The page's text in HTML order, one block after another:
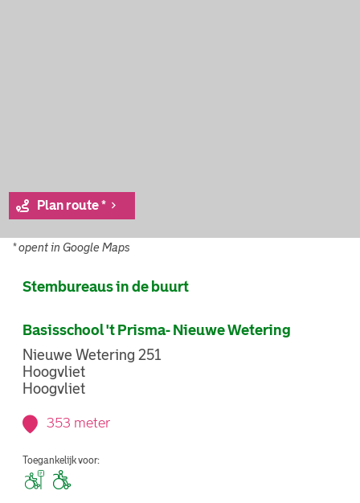
Plan route *
* opent in Google Maps
Stembureaus in de buurt
Basisschool 't Prisma- Nieuwe Wetering
Nieuwe Wetering 251
Hoogvliet
Hoogvliet
353 meter
Toegankelijk voor: